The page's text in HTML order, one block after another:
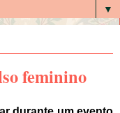
▼
feminino